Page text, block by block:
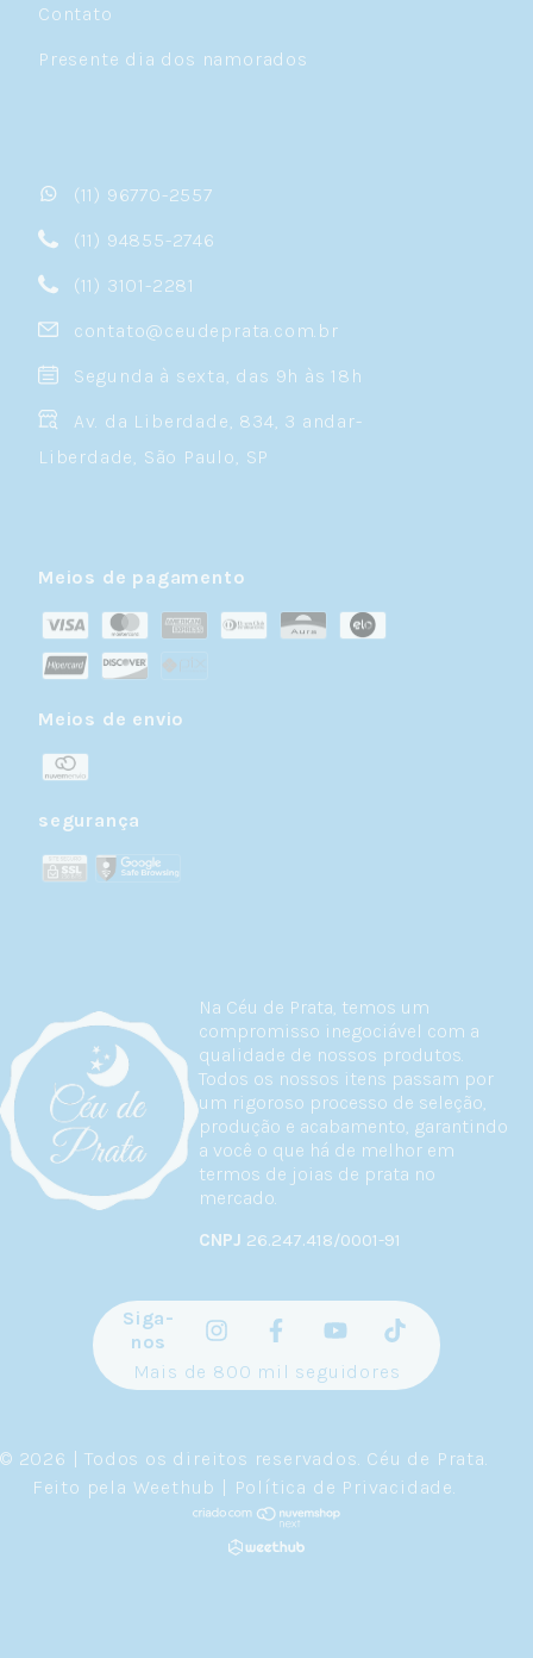
Na Céu de Prata, temos um
compromisso inegociável com a
qualidade de nossos produtos.
Todos os nossos itens passam por
um rigoroso processo de seleção,
produção e acabamento, garantindo
a você o que há de melhor em
termos de joias de prata no
mercado.
CNPJ 26.247.418/0001-91
Contato
Presente dia dos namorados
(11) 96770-2557
(11) 94855-2746
(11) 3101-2281
contato@ceudeprata.com.br
Segunda à sexta, das 9h às 18h
Av. da Liberdade, 834, 3 andar-
Liberdade, São Paulo, SP
Meios de pagamento
Meios de envio
segurança
Siga-
nos
Mais de 800 mil seguidores
© 2026 | Todos os direitos reservados. Céu de Prata
Feito pela Weethub | Política de Privacidade